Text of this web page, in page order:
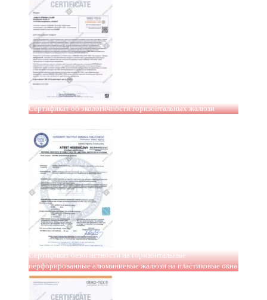
Сертификат об экологичности горизонтальных жалюзи
Сертификат безопастности на горизонтальные
перфорированные алюминиевые жалюзи на пластиковые окна